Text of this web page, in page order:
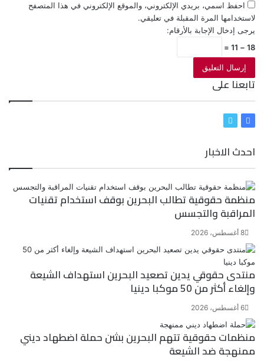
احفظ اسمي، بريدي الإلكتروني، والموقع الإلكتروني في هذا المتصفح
لاستخدامها المرة المقبلة في تعليقي.
يرجى إدخال الإجابة بالأرقام:
18 − 11 =
تابعنا على
س
ك
ي
احدث الاخبار
منظمة حقوقية تطالب البحرين بوقف استخدام تقنيات
المراقبة والتجسس
8 أغسطس، 2026
منتدى حقوقي يدين تصعيد البحرين استهداف الشيعة
وإلغاء أكثر من 50 موكبا دينيا
6 أغسطس، 2026
منظمات حقوقية تتهم البحرين بشن حملة اضطهاد ديني
ممنهجة ضد الشيعة